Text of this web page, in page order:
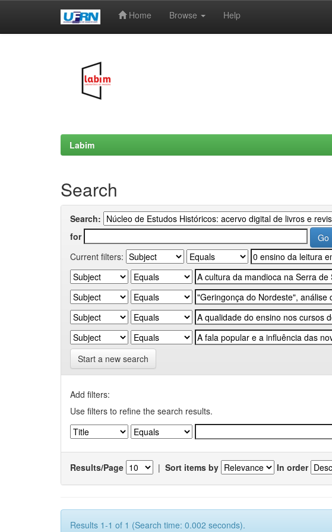
Home Browse Help
Labim
Search
Search:
for
Current filters:
Start a new search
Add filters:
Use filters to refine the search results.
Results/Page | Sort items by In order
Results 1-1 of 1 (Search time: 0.002 seconds).